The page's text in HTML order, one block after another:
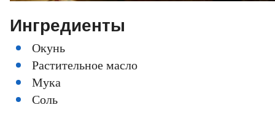
Ингредиенты
Окунь
Растительное масло
Мука
Соль